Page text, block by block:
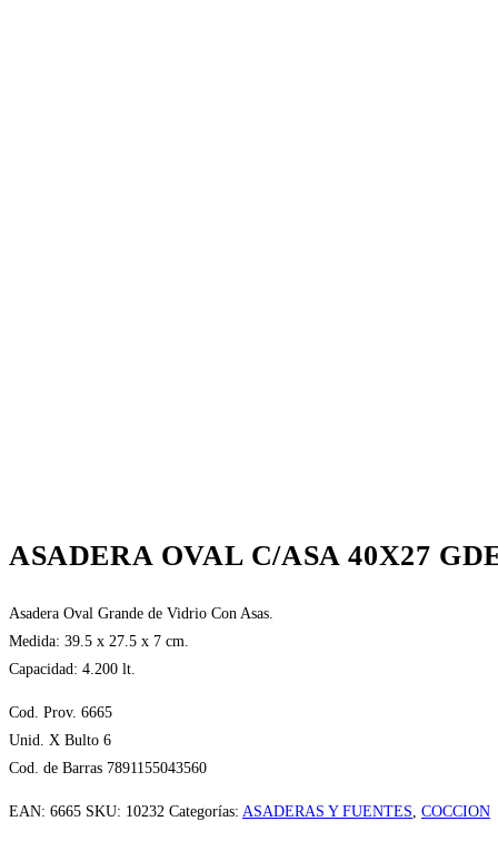
ASADERA OVAL C/ASA 40X27
Asadera Oval Grande de Vidrio Con Asas.
Medida: 39.5 x 27.5 x 7 cm.
Capacidad: 4.200 lt.
Cod. Prov. 6665
Unid. X Bulto 6
Cod. de Barras 7891155043560
EAN: 6665 SKU: 10232 Categorías: ASADERAS Y FUENTES, COCCION